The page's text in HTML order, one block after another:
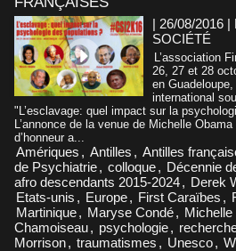
| 26/08/2016 |
SOCIÉTÉ
L’association
26, 27 et 28
en
international
"L’esclavage: quel impact sur la
L’annonce de la venue de Michelle
d’honneur a...
Amériques , Antilles , Antilles
de Psychiatrie, colloque, Décennie
afro descendants 2015-2024, Derek
Etats-unis , Europe, First Caraïbes ,
Martinique, Maryse Condé,
Chamoiseau, psychologie,
Morrison, traumatismes , Unesco,